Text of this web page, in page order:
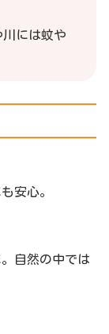
には蚊や
安心。
自然の中では